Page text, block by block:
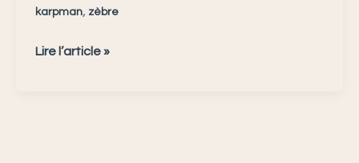
karpman, zèbre
Lire l’article »